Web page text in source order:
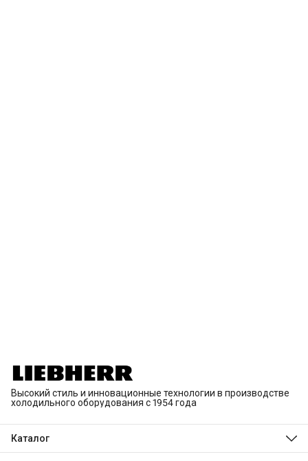
Высокий стиль и инновационные технологии в производстве
холодильного оборудования с 1954 года
Каталог